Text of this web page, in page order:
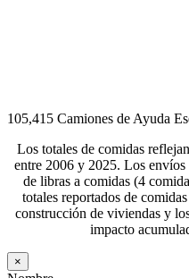
105,415 Camiones de Ayuda
Los totales de comidas
entre 2006 y 2025. Los
de libras a comidas (4
totales reportados de
construcción de viviendas y
impacto
×